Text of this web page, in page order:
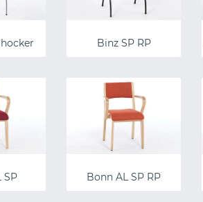
Binz SP RP
SP Bonn AL SP RP